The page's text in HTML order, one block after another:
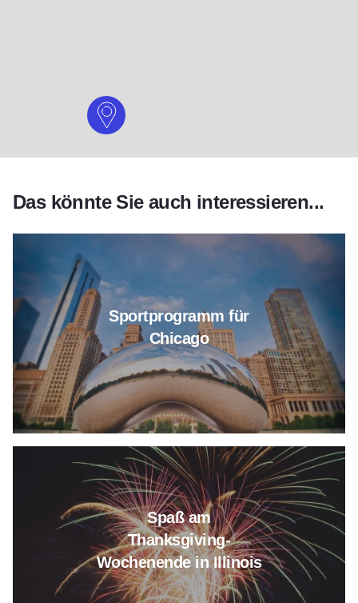
Das könnte Sie auch interessieren...
Sportprogramm für
Chicago
Lesen Sie mehr über Chicago
Spaß am
Thanksgiving-
Wochenende in Illinois
Lesen Sie mehr über